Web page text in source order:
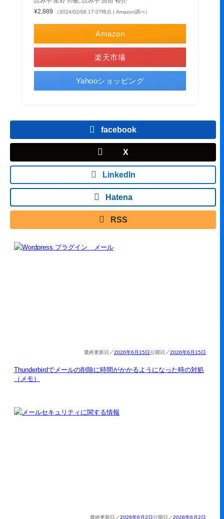
¥2,889
（2024/02/08 17:07時点 | Amazon調べ）
Amazon
楽天市場
Yahooショッピング
facebook
X
LinkedIn
Hatena
RSS
2026年6月15日 2026年6月15日
Thunderbirdでメールの削除に時間がかかるようになった時の対処
（メモ）
2026年6月2日 2026年6月2日